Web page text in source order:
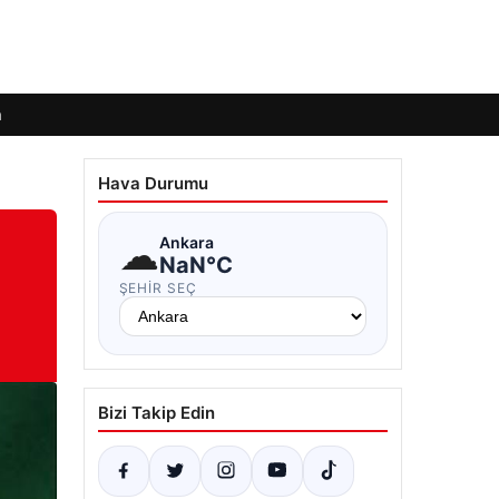
Hava Durumu
☁Ankara
NaN°C
ŞEHIR SEÇ
Bizi Takip Edin